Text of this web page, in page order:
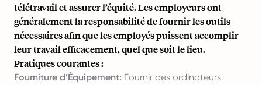
télétravail et assurer l’équité. Les employeurs ont
généralement la responsabilité de fournir les outils
nécessaires afin que les employés puissent accomplir
leur travail efficacement, quel que soit le lieu.
Pratiques courantes :
Fourniture d’Équipement: Fournir des ordinateurs